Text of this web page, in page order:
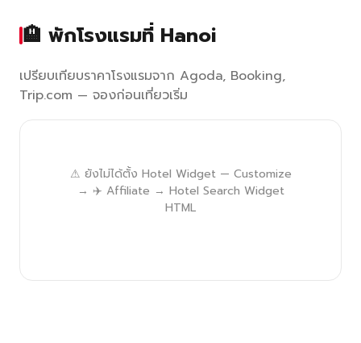
🏨 พักโรงแรมที่ Hanoi
เปรียบเทียบราคาโรงแรมจาก Agoda, Booking,
Trip.com — จองก่อนเที่ยวเริ่ม
⚠ ยังไม่ได้ตั้ง Hotel Widget — Customize
→ ✈️ Affiliate → Hotel Search Widget
HTML